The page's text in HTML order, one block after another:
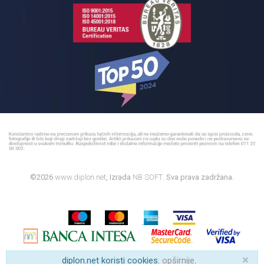
©2026 www.diplon.net , Izrada NB SOFT . Sva prava zadržana.
×
diplon.net koristi cookies. opširnije.